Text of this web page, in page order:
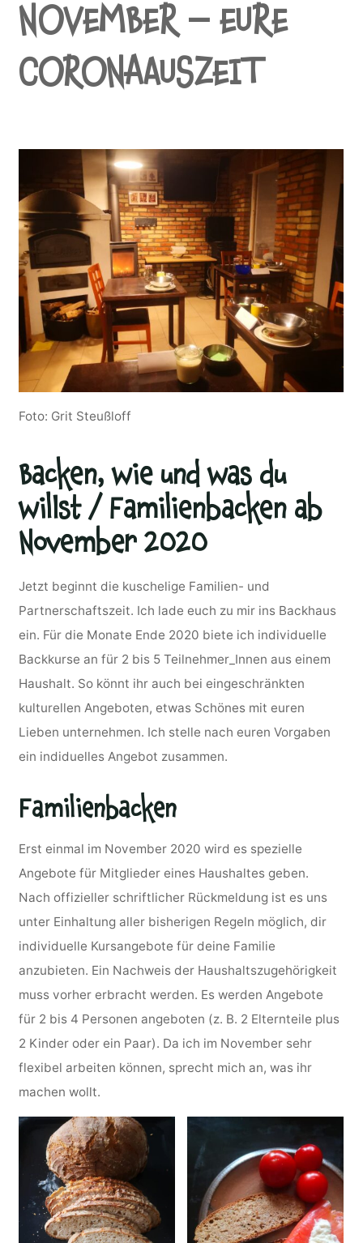
NOVEMBER – EURE
CORONAAUSZEIT
Foto: Grit Steußloff
Backen, wie und was du
willst / Familienbacken ab
November 2020
Jetzt beginnt die kuschelige Familien- und
Partnerschaftszeit. Ich lade euch zu mir ins Backhaus
ein. Für die Monate Ende 2020 biete ich individuelle
Backkurse an für 2 bis 5 Teilnehmer_Innen aus einem
Haushalt. So könnt ihr auch bei eingeschränkten
kulturellen Angeboten, etwas Schönes mit euren
Lieben unternehmen. Ich stelle nach euren Vorgaben
ein indiduelles Angebot zusammen.
Familienbacken
Erst einmal im November 2020 wird es spezielle
Angebote für Mitglieder eines Haushaltes geben.
Nach offizieller schriftlicher Rückmeldung ist es uns
unter Einhaltung aller bisherigen Regeln möglich, dir
individuelle Kursangebote für deine Familie
anzubieten. Ein Nachweis der Haushaltszugehörigkeit
muss vorher erbracht werden. Es werden Angebote
für 2 bis 4 Personen angeboten (z. B. 2 Elternteile plus
2 Kinder oder ein Paar). Da ich im November sehr
flexibel arbeiten können, sprecht mich an, was ihr
machen wollt.